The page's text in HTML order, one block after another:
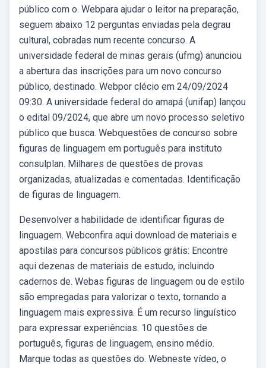
público com o. Webpara ajudar o leitor na preparação,
seguem abaixo 12 perguntas enviadas pela degrau
cultural, cobradas num recente concurso. A
universidade federal de minas gerais (ufmg) anunciou
a abertura das inscrições para um novo concurso
público, destinado. Webpor clécio em 24/09/2024
09:30. A universidade federal do amapá (unifap) lançou
o edital 09/2024, que abre um novo processo seletivo
público que busca. Webquestões de concurso sobre
figuras de linguagem em português para instituto
consulplan. Milhares de questões de provas
organizadas, atualizadas e comentadas. Identificação
de figuras de linguagem.
Desenvolver a habilidade de identificar figuras de
linguagem. Webconfira aqui download de materiais e
apostilas para concursos públicos grátis: Encontre
aqui dezenas de materiais de estudo, incluindo
cadernos de. Webas figuras de linguagem ou de estilo
são empregadas para valorizar o texto, tornando a
linguagem mais expressiva. É um recurso linguístico
para expressar experiências. 10 questões de
português, figuras de linguagem, ensino médio.
Marque todas as questões do. Webneste vídeo, o